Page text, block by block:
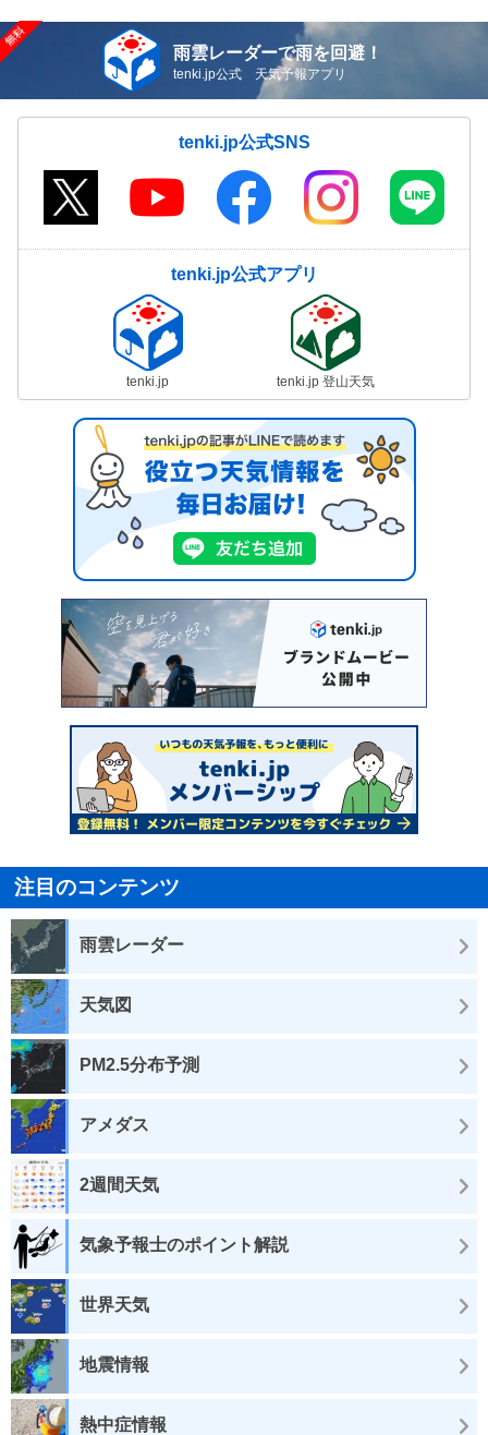
雨雲レーダーで雨を回避！
tenki.jp公式 天気予報アプリ
tenki.jp公式SNS
tenki.jp公式アプリ
tenki.jp tenki.jp 登山天気
注目のコンテンツ
雨雲レーダー
天気図
PM2.5分布予測
アメダス
2週間天気
気象予報士のポイント解説
世界天気
地震情報
熱中症情報